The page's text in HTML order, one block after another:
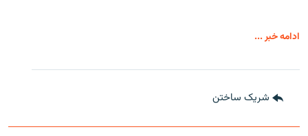
ادامه خبر ...
شریک ساختن